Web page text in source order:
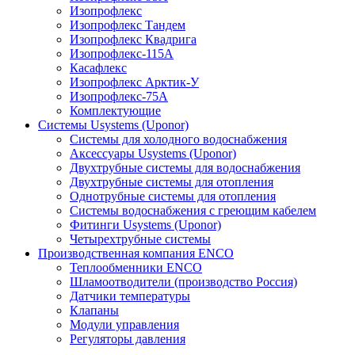
Изопрофлекс
Изопрофлекс Тандем
Изопрофлекс Квадрига
Изопрофлекс-115А
Касафлекс
Изопрофлекс Арктик-У
Изопрофлекс-75А
Комплектующие
Системы Usystems (Uponor)
Cистемы для холодного водоснабжения
Аксессуары Usystems (Uponor)
Двухтрубные системы для водоснабжения
Двухтрубные системы для отопления
Однотрубные системы для отопления
Системы водоснабжения с греющим кабелем
Фитинги Usystems (Uponor)
Четырехтрубные системы
Производственная компания ENCO
Теплообменники ENCO
Шламоотводители (производство Россия)
Датчики температуры
Клапаны
Модули управления
Регуляторы давления